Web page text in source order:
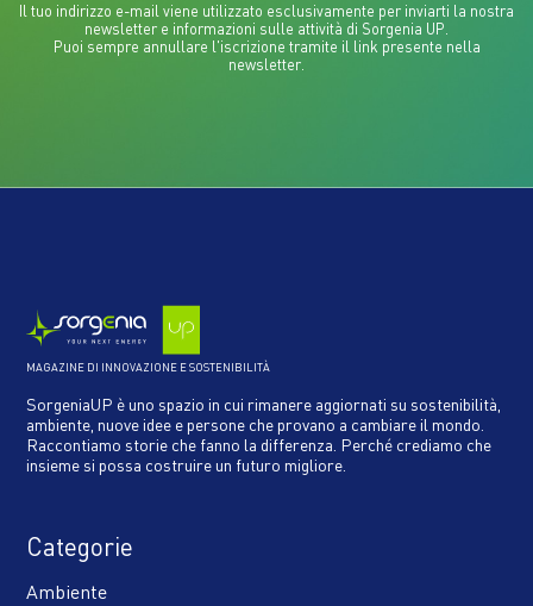
Il tuo indirizzo e-mail viene utilizzato esclusivamente per inviarti la nostra
newsletter e informazioni sulle attività di Sorgenia UP.
Puoi sempre annullare l'iscrizione tramite il link presente nella
newsletter.
MAGAZINE DI INNOVAZIONE E SOSTENIBILITÀ
SorgeniaUP è uno spazio in cui rimanere aggiornati su sostenibilità,
ambiente, nuove idee e persone che provano a cambiare il mondo.
Raccontiamo storie che fanno la differenza. Perché crediamo che
insieme si possa costruire un futuro migliore.
Categorie
Ambiente